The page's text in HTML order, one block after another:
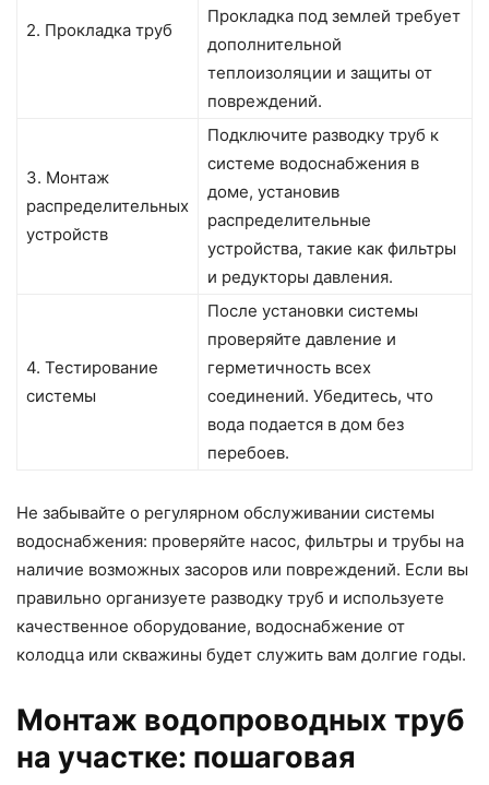
2. Прокладка труб
Прокладка под землей требует
дополнительной
теплоизоляции и защиты от
повреждений.
3. Монтаж
распределительных
устройств
Подключите разводку труб к
системе водоснабжения в
доме, установив
распределительные
устройства, такие как фильтры
и редукторы давления.
4. Тестирование
системы
После установки системы
проверяйте давление и
герметичность всех
соединений. Убедитесь, что
вода подается в дом без
перебоев.
Не забывайте о регулярном обслуживании системы
водоснабжения: проверяйте насос, фильтры и трубы на
наличие возможных засоров или повреждений. Если вы
правильно организуете разводку труб и используете
качественное оборудование, водоснабжение от
колодца или скважины будет служить вам долгие годы.
Монтаж водопроводных труб
на участке: пошаговая